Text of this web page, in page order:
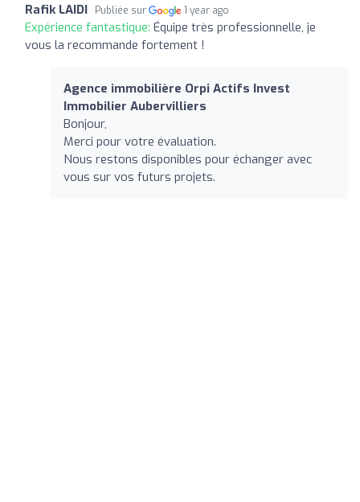
Rafik LAIDI Publiée sur 1 year ago
Expérience fantastique: Équipe très professionnelle, je
vous la recommande fortement !
Agence immobilière Orpi Actifs Invest
Immobilier Aubervilliers
Bonjour,
Merci pour votre évaluation.
Nous restons disponibles pour échanger avec
vous sur vos futurs projets.